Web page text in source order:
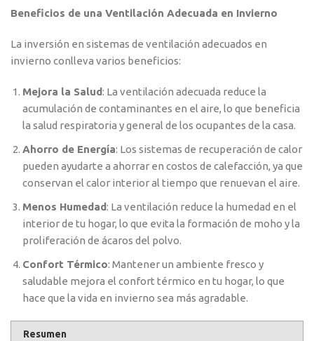
Beneficios de una Ventilación Adecuada en Invierno
La inversión en sistemas de ventilación adecuados en
invierno conlleva varios beneficios:
Mejora la Salud: La ventilación adecuada reduce la
acumulación de contaminantes en el aire, lo que beneficia
la salud respiratoria y general de los ocupantes de la casa.
Ahorro de Energía: Los sistemas de recuperación de calor
pueden ayudarte a ahorrar en costos de calefacción, ya que
conservan el calor interior al tiempo que renuevan el aire.
Menos Humedad: La ventilación reduce la humedad en el
interior de tu hogar, lo que evita la formación de moho y la
proliferación de ácaros del polvo.
Confort Térmico: Mantener un ambiente fresco y
saludable mejora el confort térmico en tu hogar, lo que
hace que la vida en invierno sea más agradable.
Resumen